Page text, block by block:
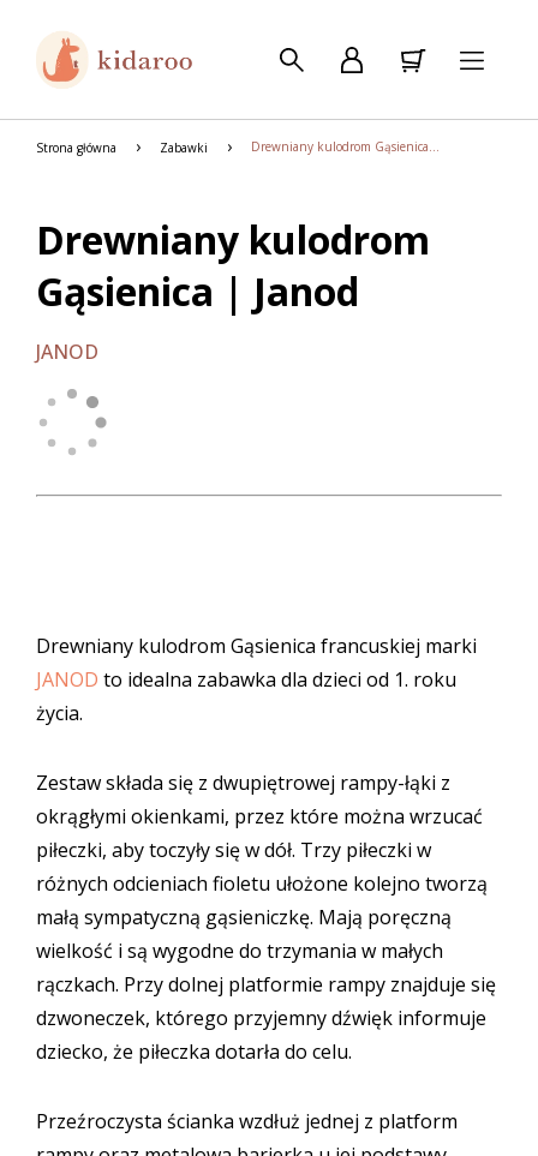
Strona główna Zabawki Drewniany kulodrom Gąsienica | Janod
Drewniany kulodrom
Gąsienica | Janod
JANOD
Drewniany kulodrom Gąsienica francuskiej marki
JANOD to idealna zabawka dla dzieci od 1. roku
życia.
Zestaw składa się z dwupiętrowej rampy-łąki z
okrągłymi okienkami, przez które można wrzucać
piłeczki, aby toczyły się w dół. Trzy piłeczki w
różnych odcieniach fioletu ułożone kolejno tworzą
małą sympatyczną gąsieniczkę. Mają poręczną
wielkość i są wygodne do trzymania w małych
rączkach. Przy dolnej platformie rampy znajduje się
dzwoneczek, którego przyjemny dźwięk informuje
dziecko, że piłeczka dotarła do celu.
Przeźroczysta ścianka wzdłuż jednej z platform